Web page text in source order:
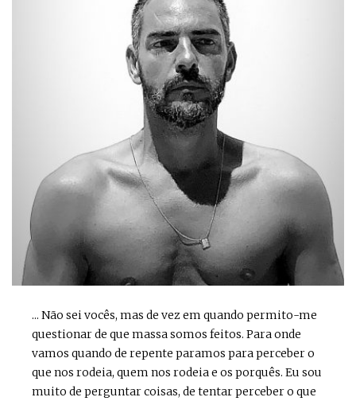
... Não sei vocês, mas de vez em quando permito-me
questionar de que massa somos feitos. Para onde
vamos quando de repente paramos para perceber o
que nos rodeia, quem nos rodeia e os porquês. Eu sou
muito de perguntar coisas, de tentar perceber o que